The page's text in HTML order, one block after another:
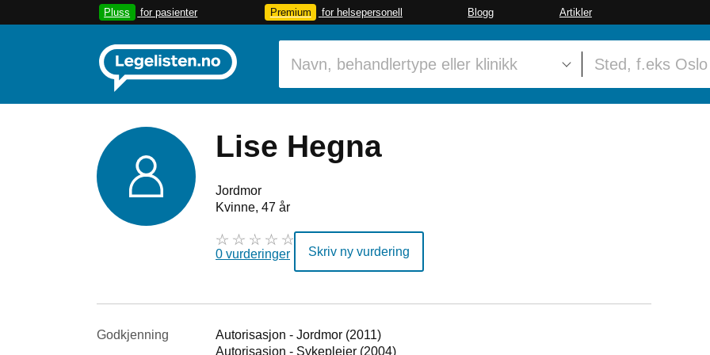
Pluss for pasienter Premium for helsepersonell Blogg Artikler
Lise Hegna
Jordmor
Kvinne, 47 år
0 vurderinger Skriv ny vurdering
Godkjenning
Autorisasjon - Jordmor (2011)
Autorisasjon - Sykepleier (2004)